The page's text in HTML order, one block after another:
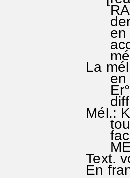
RA
der
en
La
en
Mél.:
toute
Text.
En